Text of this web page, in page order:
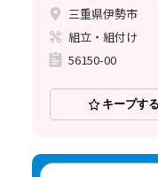
三重県伊勢市
組立・組付け
56150-00
キープする